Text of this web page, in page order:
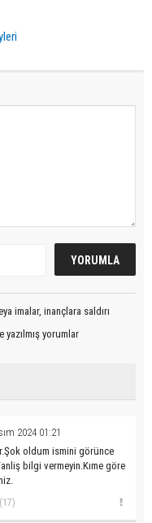
imalar, inançlara saldırı
yorumlar
2024 01:21
oldum ismini görünce
bilgi vermeyin.Kıme göre
(17)